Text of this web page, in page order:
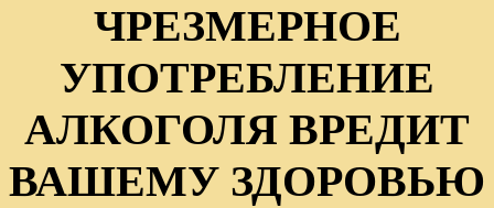
ЧРЕЗМЕРНОЕ
УПОТРЕБЛЕНИЕ
АЛКОГОЛЯ ВРЕДИТ
ВАШЕМУ ЗДОРОВЬЮ